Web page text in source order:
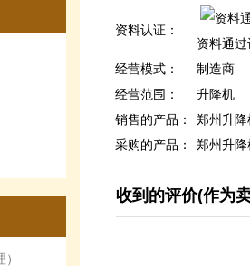
资料认证：
资料通
经营模式：
制造商
经营范围：
升降机
销售的产品：
郑州升
采购的产品：
郑州升
收到的评价(作为